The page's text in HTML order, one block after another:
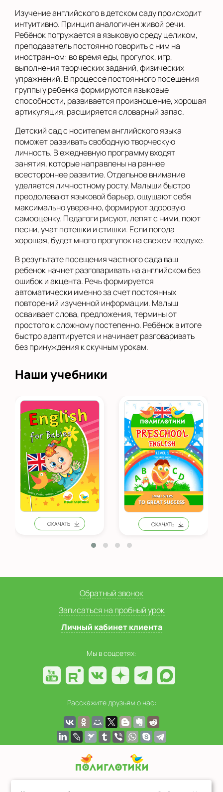
Изучение английского в детском саду происходит
интуитивно. Принцип аналогичен живой речи.
Ребёнок погружается в языковую среду целиком,
преподаватель постоянно говорить с ним на
иностранном: во время еды, прогулок, игр,
выполнения творческих заданий, физических
упражнений. В процессе постоянного посещения
группы у ребенка формируются языковые
способности, развивается произношение, хорошая
артикуляция, расширяется словарный запас.
Детский сад с носителем английского языка
поможет развивать свободную творческую
личность. В ежедневную программу входят
занятия, которые направлены на раннее
всестороннее развитие. Отдельное внимание
уделяется личностному росту. Малыши быстро
преодолевают языковой барьер, ощущают себя
максимально уверенно, формируют здоровую
самооценку. Педагоги рисуют, лепят с ними, поют
песни, учат потешки и стишки. Если погода
хорошая, будет много прогулок на свежем воздухе.
В результате посещения частного сада ваш
ребенок начнет разговаривать на английском без
ошибок и акцента. Речь формируется
автоматически именно за счет постоянных
повторений изученной информации. Малыш
осваивает слова, предложения, термины от
простого к сложному постепенно. Ребёнок в итоге
быстро адаптируется и начинает разговаривать
без принуждения к скучным урокам.
Наши учебники
Обратный звонок
Записаться на пробный урок
Личный кабинет клиента
Мы в соцсетях:
Расскажите друзьям о нас: